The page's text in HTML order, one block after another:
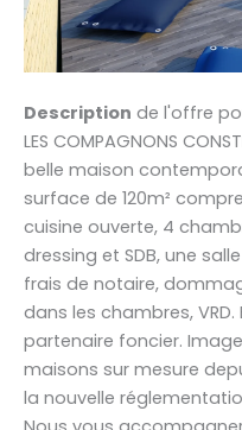
Description de l'offre
LES COMPAGNONS
belle maison
surface de 120m²
cuisine ouverte, 4
dressing et SDB, une
frais de notaire,
dans les chambres,
partenaire foncier.
maisons sur mesure
la nouvelle